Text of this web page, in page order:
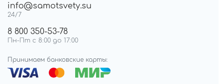
info@samotsvety.su
24/7
8 800 350-53-78
Пн-Пт с 8:00 до 17:00
Принимаем банковские карты: